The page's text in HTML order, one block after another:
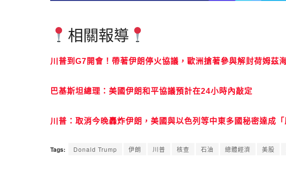
相關報導
川普到G7開會！帶著伊朗停火協議，歐洲搶著參與解封荷姆茲
巴基斯坦總理：美國伊朗和平協議預計在24小時內敲定
川普：取消今晚轟炸伊朗，美國與以色列等中東多國秘密達成「
Tags: Donald Trump 伊朗 川普 核查 石油 總體經濟 美股